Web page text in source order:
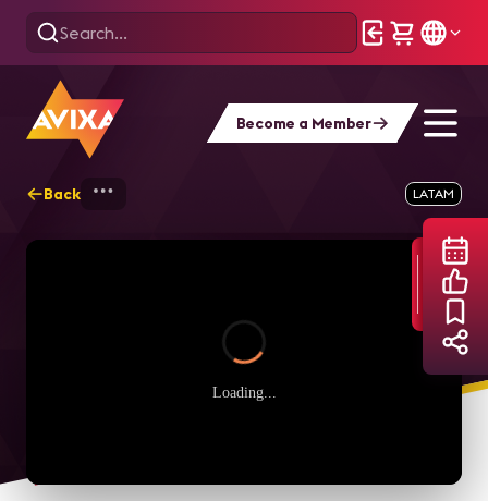
Become a Member
Back Webinar 2021 08
LATAM
Loading...